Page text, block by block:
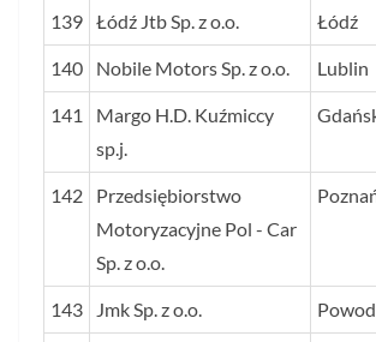
139 Łódź Jtb Sp. z o.o. Łódź
140 Nobile Motors Sp. z o.o. Lublin
141
Margo H.D. Kuźmiccy
sp.j.
142
Przedsiębiorstwo
Motoryzacyjne Pol - Car
Sp. z o.o.
143 Jmk Sp. z o.o.